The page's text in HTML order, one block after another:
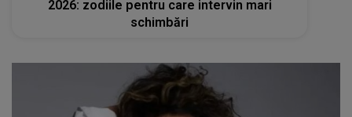
2026: zodiile pentru care intervin mari
schimbări